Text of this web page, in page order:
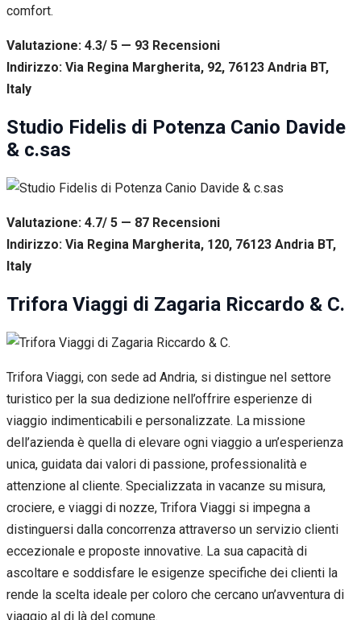
comfort.
Valutazione: 4.3/ 5 — 93 Recensioni
Indirizzo: Via Regina Margherita, 92, 76123 Andria BT,
Italy
Studio Fidelis di Potenza Canio Davide
& c.sas
Valutazione: 4.7/ 5 — 87 Recensioni
Indirizzo: Via Regina Margherita, 120, 76123 Andria BT,
Italy
Trifora Viaggi di Zagaria Riccardo & C.
Trifora Viaggi, con sede ad Andria, si distingue nel settore
turistico per la sua dedizione nell’offrire esperienze di
viaggio indimenticabili e personalizzate. La missione
dell’azienda è quella di elevare ogni viaggio a un’esperienza
unica, guidata dai valori di passione, professionalità e
attenzione al cliente. Specializzata in vacanze su misura,
crociere, e viaggi di nozze, Trifora Viaggi si impegna a
distinguersi dalla concorrenza attraverso un servizio clienti
eccezionale e proposte innovative. La sua capacità di
ascoltare e soddisfare le esigenze specifiche dei clienti la
rende la scelta ideale per coloro che cercano un’avventura di
viaggio al di là del comune.